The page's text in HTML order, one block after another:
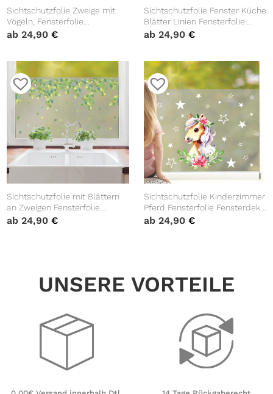
Sichtschutzfolie Zweige mit
Vögeln, Fensterfolie
Fensterdeko Milchglasfolie
ab24,90€
Sichtschutzfolie Fenster Küche
Blätter Linien Fensterfolie
Fensterdeko Milchglasfolie
ab 24,90 €
Sichtschutzfolie mit Blättern
an Zweigen Fensterfolie
Fensterdeko Milchglasfolie
ab24,90€
Sichtschutzfolie Kinderzimmer
Pferd Fensterfolie Fensterdeko
Milchglasfolie Mädchen
ab 24,90 €
UNSERE VORTEILE